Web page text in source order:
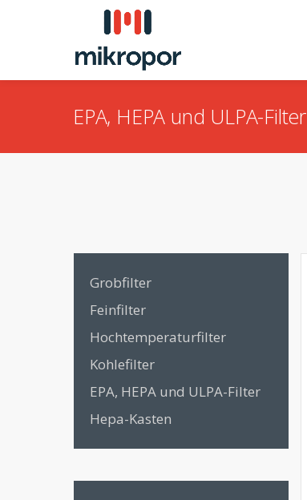
EPA, HEPA und ULPA-Filter
Grobfilter
Feinfilter
Hochtemperaturfilter
Kohlefilter
EPA, HEPA und ULPA-Filter
Hepa-Kasten